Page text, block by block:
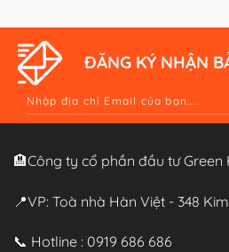
ĐĂNG KÝ NHẬN
Alternative:
🏨Công ty cổ phần đầu tư Green
📍VP: Toà nhà Hàn Việt - 348
📞 Hotline : 0919 686 686